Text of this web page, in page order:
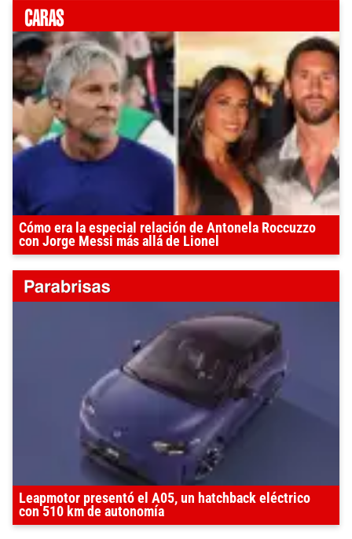
Cómo era la especial relación de Antonela Roccuzzo
con Jorge Messi más allá de Lionel
Leapmotor presentó el A05, un hatchback eléctrico
con 510 km de autonomía